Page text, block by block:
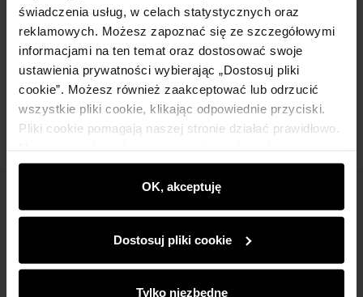
świadczenia usług, w celach statystycznych oraz
reklamowych. Możesz zapoznać się ze szczegółowymi
informacjami na ten temat oraz dostosować swoje
ustawienia prywatności wybierając „Dostosuj pliki
cookie”. Możesz również zaakceptować lub odrzucić
wszystkie pliki cookie, klikając odpowiednie przyciski.
Pliki cookie pomagają naszej stronie działać prawidłowo.
wyświetlać im dopasowane do ich preferencji treści,
rekomendacje oraz komunikaty reklamowe informujące o
najnowszych promocjach w e-sklepie. Informacje o tym,
partnerom społecznościowym, reklamowym i
analitycznym. Partnerzy mogą połączyć te informacje z
OK, akceptuję
Dostosuj pliki cookie
Tylko niezbędne
Skład i wymiary
Opinie
Newsletter
Bądź na bieżąco z nowościami i promocjami!